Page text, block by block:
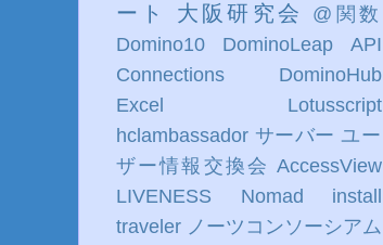
ート
大阪研究会
@関数
Domino10
DominoLeap
API
Connections
DominoHub
Excel
Lotusscript
hclambassador サーバー ユー
ザー情報交換会 AccessView
LIVENESS
Nomad
install
traveler ノーツコンソーシアム